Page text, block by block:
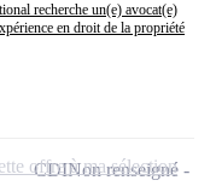
recherche un(e) avocat(e)
en droit de la propriété
CDINon renseigné
offre à ma sélection